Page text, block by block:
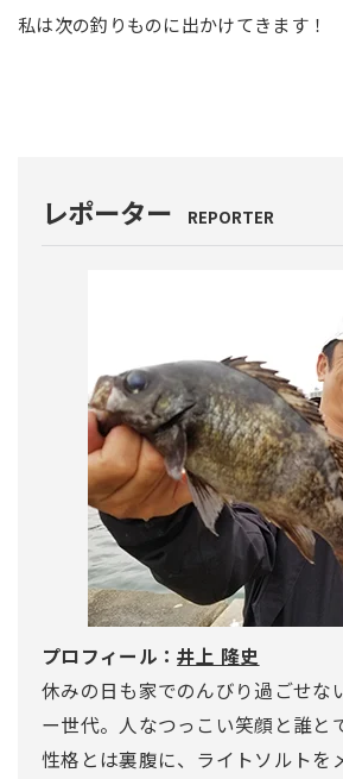
私は次の釣りものに出かけてきます！
レポーター REPORTER
プロフィール：井上 隆史
休みの日も家でのんびり過ごせな
ー世代。人なつっこい笑顔と誰と
性格とは裏腹に、ライトソルトを